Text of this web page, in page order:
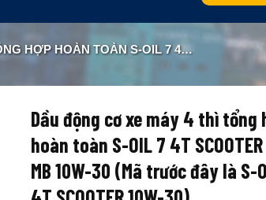
trắc
#9 MB 10W-30 (MÃ TRƯỚC ĐÂY LÀ S-OIL 7 4T SCOOTER 10W-30)
Dầu động cơ xe máy 4 thì tổng
hoàn toàn S-OIL 7 4T
MB 10W-30 (Mã trước đây là S-